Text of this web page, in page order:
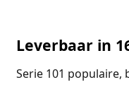
Leverbaar in
Serie 101 populaire,